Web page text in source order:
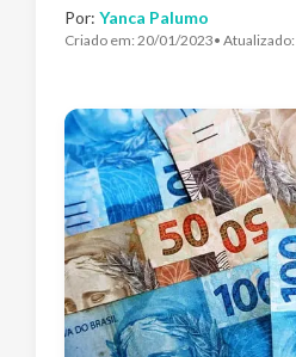
Por: Yanca Palumo
Criado em: 20/01/2023• Atualizado: